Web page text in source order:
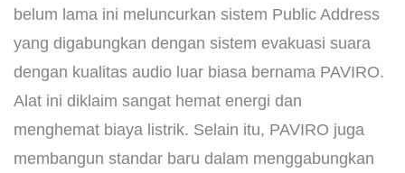
belum lama ini meluncurkan sistem Public Address
yang digabungkan dengan sistem evakuasi suara
dengan kualitas audio luar biasa bernama PAVIRO.
Alat ini diklaim sangat hemat energi dan
menghemat biaya listrik. Selain itu, PAVIRO juga
membangun standar baru dalam menggabungkan